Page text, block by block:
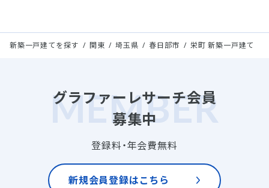
新築一戸建てを探す 関東 埼玉県 春日部市 栄町 新築一戸建て
グラファーレサーチ会員
募集中
登録料・年会費無料
新規会員登録はこちら